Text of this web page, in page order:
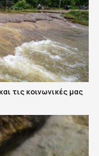
τις κοινωνικές μας